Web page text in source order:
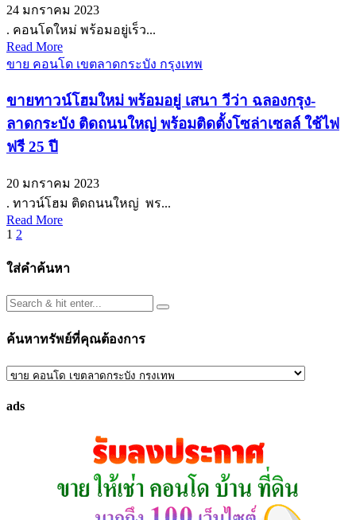
24 มกราคม 2023
. คอนโดใหม่ พร้อมอยู่เร็ว...
Read More
ขาย คอนโด เขตลาดกระบัง กรุงเทพ
ขายทาวน์โฮมใหม่ พร้อมอยู่ เสนา วีว่า ฉลองกรุง-
ลาดกระบัง ติดถนนใหญ่ พร้อมติดตั้งโซล่าเซลล์ ใช้ไฟ
ฟรี 25 ปี
20 มกราคม 2023
. ทาวน์โฮม ติดถนนใหญ่ พร...
Read More
Posts
pagination
1 2
ใส่คำค้นหา
ค้นหาทรัพย์ที่คุณต้องการ
ค้นหา
ที่
ads